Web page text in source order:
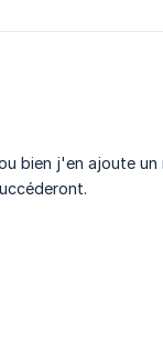
bien j'en ajoute un